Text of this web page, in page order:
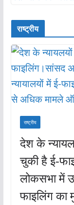
राष्ट्रीय
राष्ट्रीय
देश के
चुकी है ई-
लोकसभा में
फाइलिंग का